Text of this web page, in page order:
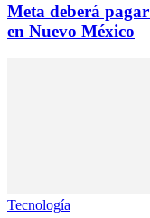
Meta deberá
en Nuevo México
Tecnología